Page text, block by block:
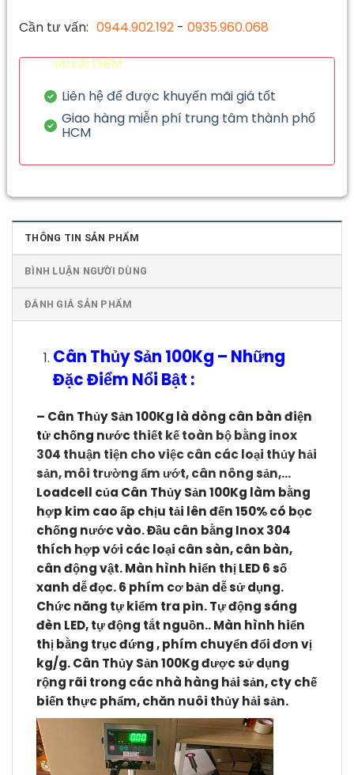
Cần tư vấn: 0944.902.192 - 0935.960.068
ƯU ĐÃI THÊM
Liên hệ để được khuyến mãi giá tốt
Giao hàng miễn phí trung tâm thành phố
HCM
THÔNG TIN SẢN PHẨM
BÌNH LUẬN NGƯỜI DÙNG
ĐÁNH GIÁ SẢN PHẨM
Cân Thủy Sản 100Kg – Những
Đặc Điểm Nổi Bật :
– Cân Thủy Sản 100Kg là dòng cân bàn điện
tử chống nướcthiết kế toàn bộ bằng inox
304 thuận tiện cho việc cân các loại thủy hải
sản, môi trường ẩm ướt, cân nông sản,…
Loadcell của Cân Thủy Sản 100Kg làm bằng
hợp kim cao ấp chịu tải lên đến 150% có bọc
chống nước vào. Đầu cân bằng Inox 304
thích hợp với các loại cân sàn, cân bàn,
cân động vật. Màn hình hiển thị LED 6 số
xanh dễ đọc. 6 phím cơ bản dễ sử dụng.
Chức năng tự kiểm tra pin. Tự động sáng
đèn LED, tự động tắt nguồn.. Màn hình hiển
thị bằng trục đứng , phím chuyển đổi đơn vị
kg/g. Cân Thủy Sản 100Kgđược sử dụng
rộng rãi trong các nhà hàng hải sản, cty chế
biến thực phẩm, chăn nuôi thủy hải sản.